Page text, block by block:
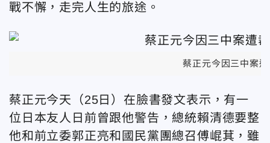
戰不懈，走完人生的旅途。
蔡正元今因三中案
蔡正元今天（25日）在臉書發文表示，有一
位日本友人日前曾跟他警告，總統賴清德要整
他和前立委郭正亮和國民黨團總召傅崐萁，雖